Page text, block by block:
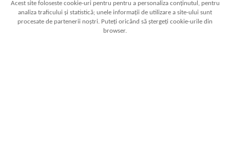
Acest site foloseste cookie-uri pentru pentru a personaliza conținutul, pentru
analiza traficului și statistică; unele informații de utilizare a site-ului sunt
procesate de partenerii noștri. Puteți oricând să ștergeți cookie-urile din
browser.